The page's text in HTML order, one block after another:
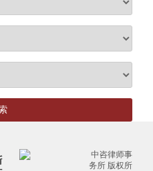
中咨律师事
务所 版权所